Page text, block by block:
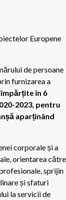
Europene
de persoane
furnizarea a
în 6
2023, pentru
aparținând
corporale și a
orientarea către
sprijin
și sfaturi
la servicii de